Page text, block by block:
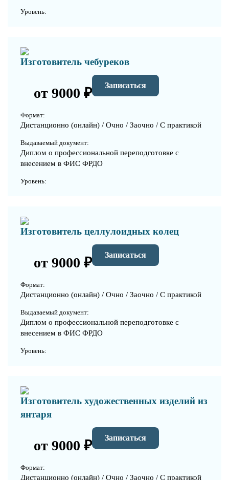
Уровень:
Изготовитель чебуреков
от 9000 ₽ Записаться
Формат:
Дистанционно (онлайн) / Очно / Заочно / С практикой
Выдаваемый документ:
Диплом о профессиональной переподготовке с
внесением в ФИС ФРДО
Уровень:
Изготовитель целлулоидных колец
от 9000 ₽ Записаться
Формат:
Дистанционно (онлайн) / Очно / Заочно / С практикой
Выдаваемый документ:
Диплом о профессиональной переподготовке с
внесением в ФИС ФРДО
Уровень:
Изготовитель художественных изделий из
янтаря
от 9000 ₽ Записаться
Формат:
Дистанционно (онлайн) / Очно / Заочно / С практикой